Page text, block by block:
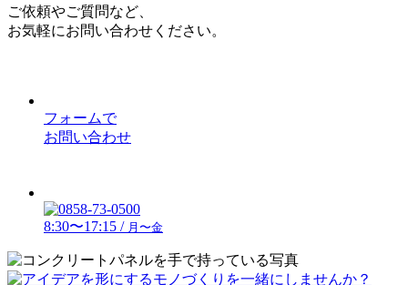
ご依頼やご質問など、
お気軽にお問い合わせください。
フォームで
お問い合わせ
8:30〜17:15 / 月〜金